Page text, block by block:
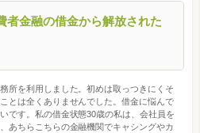
者金融の借金から解放された
所を利用しました。初めは取っつきにくそ
とは全くありませんでした。借金に悩んで
です。私の借金状態30歳の私は、会社員を
あちらこちらの金融機関でキャシングやカ